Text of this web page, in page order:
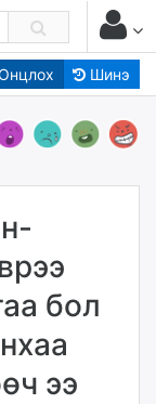
Шинэ
бол
ээ